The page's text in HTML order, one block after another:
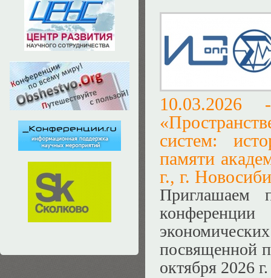
систем:
памяти
г., г.
Приглашаем
конференции
посвященной
октября 2026